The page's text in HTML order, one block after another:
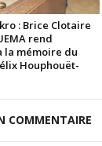
: Brice Clotaire
rend
la mémoire du
Houphouët-
COMMENTAIRE